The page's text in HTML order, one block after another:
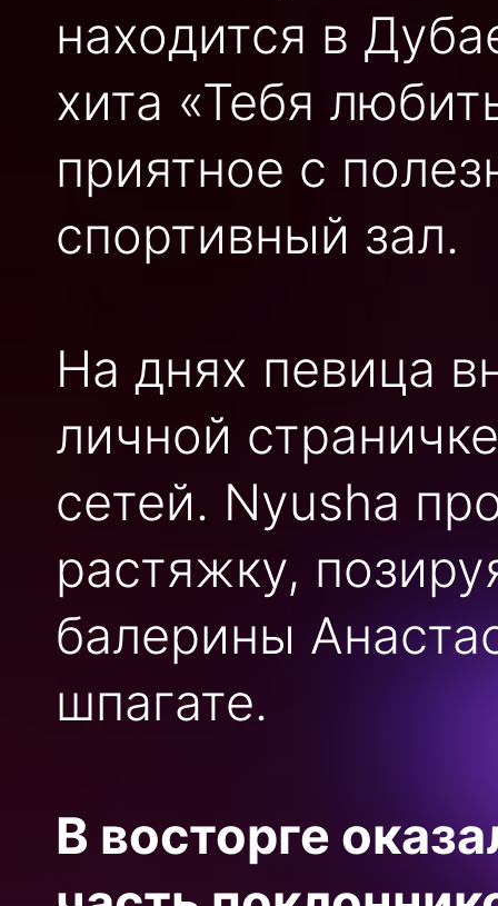
находится в
хита «Тебя
приятное с
спортивный зал.
На днях певица
личной
сетей. Nyusha
растяжку,
балерины
шпагате.
В восторге